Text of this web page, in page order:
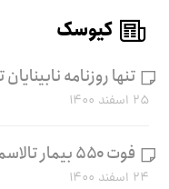
کیوسک
تنها روزنامه
۲۵ اسفند ۱۴۰۰
فوت ۵۵۰ بیمار تالاسمی در سه سال اخیر
۲۴ اسفند ۱۴۰۰